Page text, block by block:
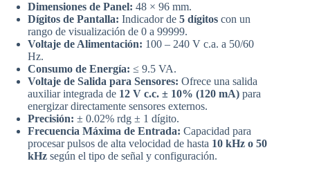
Dimensiones de Panel: 48 × 96 mm.
Dígitos de Pantalla: Indicador de 5 dígitos con un
rango de visualización de 0 a 99999.
Voltaje de Alimentación: 100 – 240 V c.a. a 50/60
Hz.
Consumo de Energía: ≤ 9.5 VA.
Voltaje de Salida para Sensores: Ofrece una salida
auxiliar integrada de 12 V c.c. ± 10% (120 mA) para
energizar directamente sensores externos.
Precisión: ± 0.02% rdg ± 1 dígito.
Frecuencia Máxima de Entrada: Capacidad para
procesar pulsos de alta velocidad de hasta 10 kHz o 50
kHz según el tipo de señal y configuración.